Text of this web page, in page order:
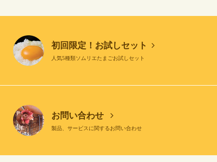
初回限定！お試しセット
人気5種類ソムリエたまごお試しセット
お問い合わせ
製品、サービスに関するお問い合わせ